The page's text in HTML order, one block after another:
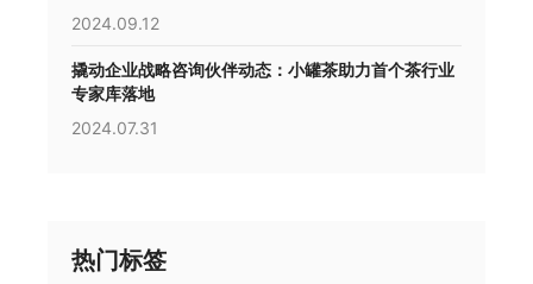
2024.09.12
撬动企业战略咨询伙伴动态：小罐茶助力首个茶行业
专家库落地
2024.07.31
热门标签